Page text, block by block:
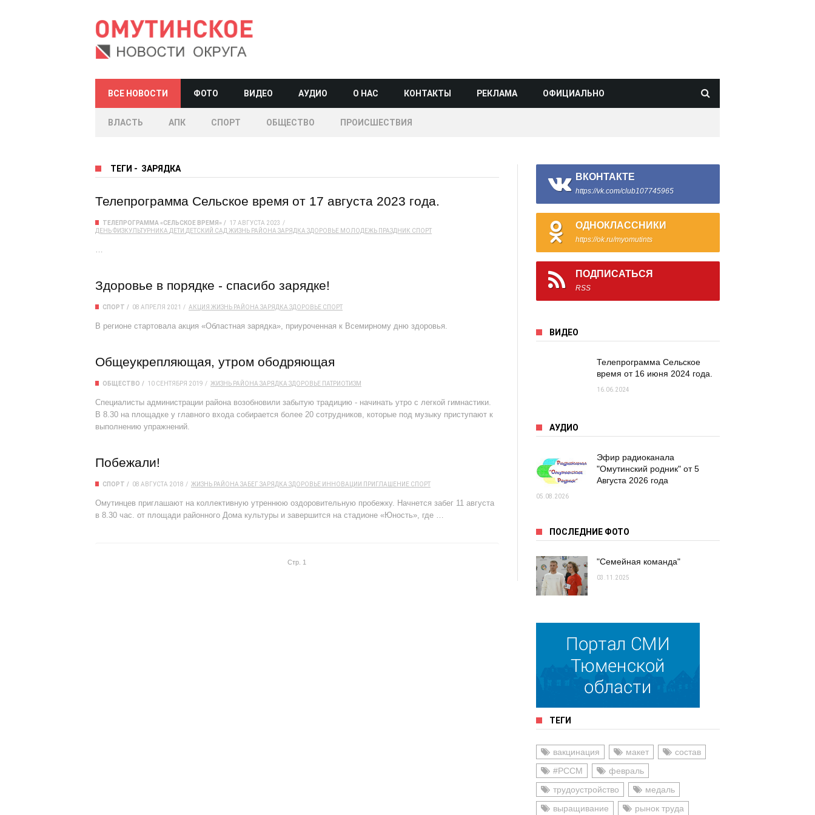
ВСЕ НОВОСТИ ФОТО ВИДЕО АУДИО О НАС КОНТАКТЫ РЕКЛАМА ОФИЦИАЛЬНО
ВЛАСТЬ АПК СПОРТ ОБЩЕСТВО ПРОИСШЕСТВИЯ
ТЕГИ - ЗАРЯДКА
Телепрограмма Сельское время от 17 августа 2023 года.
ТЕЛЕПРОГРАММА «СЕЛЬСКОЕ ВРЕМЯ»
17 АВГУСТА 2023
ДЕНЬ ФИЗКУЛЬТУРНИКА ДЕТИ ДЕТСКИЙ САД ЖИЗНЬ РАЙОНА ЗАРЯДКА ЗДОРОВЬЕ МОЛОДЕЖЬ ПРАЗДНИК СПОРТ
…
Здоровье в порядке - спасибо зарядке!
СПОРТ 08 АПРЕЛЯ 2021 АКЦИЯ ЖИЗНЬ РАЙОНА ЗАРЯДКА ЗДОРОВЬЕ СПОРТ
В регионе стартовала акция «Областная зарядка», приуроченная к Всемирному дню здоровья.
Общеукрепляющая, утром ободряющая
ОБЩЕСТВО 10 СЕНТЯБРЯ 2019 ЖИЗНЬ РАЙОНА ЗАРЯДКА ЗДОРОВЬЕ ПАТРИОТИЗМ
Специалисты администрации района возобновили забытую традицию - начинать утро с легкой гимнастики.
В 8.30 на площадке у главного входа собирается более 20 сотрудников, которые под музыку приступают к
выполнению упражнений.
Побежали!
СПОРТ 08 АВГУСТА 2018 ЖИЗНЬ РАЙОНА ЗАБЕГ ЗАРЯДКА ЗДОРОВЬЕ ИННОВАЦИИ ПРИГЛАШЕНИЕ СПОРТ
Омутинцев приглашают на коллективную утреннюю оздоровительную пробежку. Начнется забег 11 августа
в 8.30 час. от площади районного Дома культуры и завершится на стадионе «Юность», где …
Стр. 1
ВКОНТАКТЕ
https://vk.com/club107745965
ОДНОКЛАССНИКИ
https://ok.ru/myomutints
ПОДПИСАТЬСЯ
RSS
ВИДЕО
Телепрограмма Сельское
время от 16 июня 2024 года.
16.06.2024
АУДИО
Эфир радиоканала
"Омутинский родник" от 5
Августа 2026 года
05.08.2026
ПОСЛЕДНИЕ ФОТО
"Семейная команда"
03.11.2025
ТЕГИ
вакцинация макет
состав
#РССМ
февраль
трудоустройство
медаль
выращивание
рынок труда